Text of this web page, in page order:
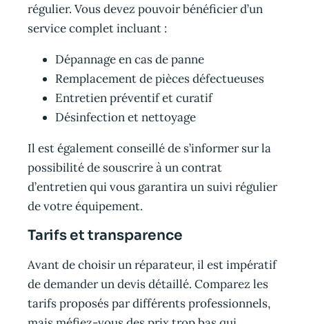
régulier. Vous devez pouvoir bénéficier d’un
service complet incluant :
Dépannage en cas de panne
Remplacement de pièces défectueuses
Entretien préventif et curatif
Désinfection et nettoyage
Il est également conseillé de s’informer sur la
possibilité de souscrire à un contrat
d’entretien qui vous garantira un suivi régulier
de votre équipement.
Tarifs et transparence
Avant de choisir un réparateur, il est impératif
de demander un devis détaillé. Comparez les
tarifs proposés par différents professionnels,